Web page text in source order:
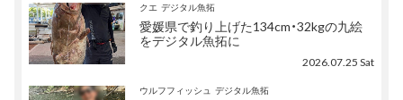
クエ デジタル魚拓
愛媛県で釣り上げた134cm・32kgの九絵
をデジタル魚拓に
2026.07.25 Sat
ウルフフィッシュ デジタル魚拓